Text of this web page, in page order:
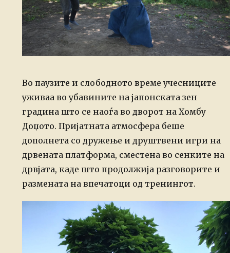
Во паузите и слободното време учесниците
уживаа во убавините на јапонската зен
градина што се наоѓа во дворот на Хомбу
Доџото. Пријатната атмосфера беше
дополнета со дружење и друштвени игри на
дрвената платформа, сместена во сенките на
дрвјата, каде што продолжија разговорите и
размената на впечатоци од тренингот.